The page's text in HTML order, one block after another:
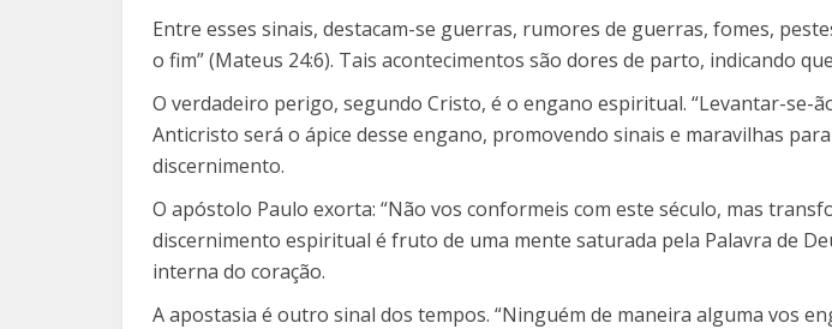
Entre esses sinais, destacam-se guerras, rumores de guerras, fomes,
o fim” (Mateus 24:6). Tais acontecimentos são dores de parto, indicando
O verdadeiro perigo, segundo Cristo, é o engano espiritual. “Levantar-se-
Anticristo será o ápice desse engano, promovendo sinais e maravilhas
discernimento.
O apóstolo Paulo exorta: “Não vos conformeis com este século, mas
discernimento espiritual é fruto de uma mente saturada pela Palavra de
interna do coração.
A apostasia é outro sinal dos tempos. “Ninguém de maneira alguma vos